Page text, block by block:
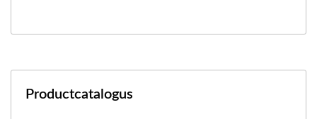
Productcatalogus